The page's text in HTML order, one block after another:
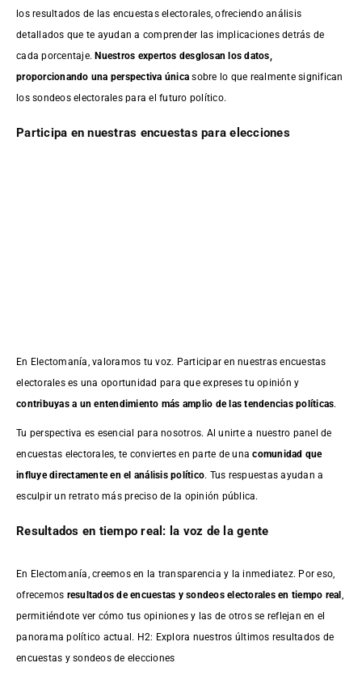
los resultados de las encuestas electorales, ofreciendo análisis
detallados que te ayudan a comprender las implicaciones detrás de
cada porcentaje.Nuestros expertos desglosan los datos,
proporcionando una perspectiva única sobre lo que realmente significan
los sondeos electorales para el futuro político.
Participa en nuestras encuestas para elecciones
En Electomanía, valoramos tu voz. Participar en nuestras encuestas
electorales es una oportunidad para que expreses tu opinión y
contribuyas a un entendimiento más amplio de las tendencias políticas.
Tu perspectiva es esencial para nosotros. Al unirte a nuestro panel de
encuestas electorales, te conviertes en parte de unacomunidad que
influye directamente en el análisis político. Tus respuestas ayudan a
esculpir un retrato más preciso de la opinión pública.
Resultados en tiempo real: la voz de la gente
En Electomanía, creemos en la transparencia y la inmediatez. Por eso,
ofrecemos resultados deencuestas y sondeos electorales en tiempo real
permitiéndote ver cómo tus opiniones y las de otros se reflejan en el
panorama político actual. H2: Explora nuestros últimos resultados de
encuestas y sondeos de elecciones